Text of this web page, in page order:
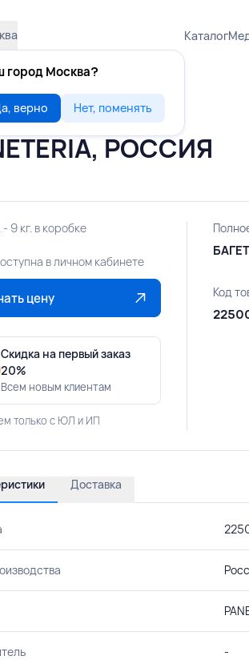
город Москва?
верно Нет, поменять
Каталог
РОССИЯ
- 9 кг. в коробке
в личном кабинете
цену
Скидка на первый заказ
20%
Всем новым клиентам
только с ЮЛ и ИП
Код
Доставка
-